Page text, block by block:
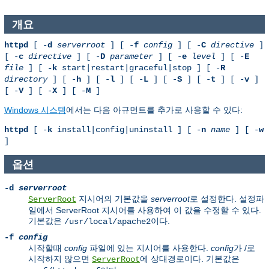
개요
httpd [ -d serverroot ] [ -f config ] [ -C directive ]
[ -c directive ] [ -D parameter ] [ -e level ] [ -E
file ] [ -k start|restart|graceful|stop ] [ -R
directory] [ -h ] [ -l ] [ -L ] [ -S ] [ -t ] [ -v ]
[ -V] [ -X] [ -M ]
Windows 시스템에서는 다음 아규먼트를 추가로 사용할 수 있다:
httpd [ - k install|config|uninstall ] [ -n name ] [ -w
]
옵션
-d serverroot
ServerRoot 지시어의 기본값을 serverroot로 설정한다. 설정파
일에서 ServerRoot 지시어를 사용하여 이 값을 수정할 수 있다.
기본값은 /usr/local/apache2이다.
-f config
시작할때 config 파일에 있는 지시어를 사용한다. config가 /로
시작하지 않으면 ServerRoot에 상대경로이다. 기본값은